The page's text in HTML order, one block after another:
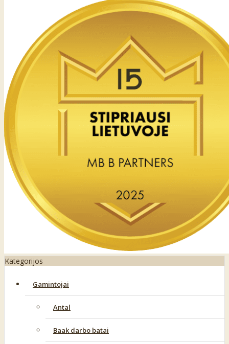
Kategorijos
Gamintojai
Antal
Baak darbo batai